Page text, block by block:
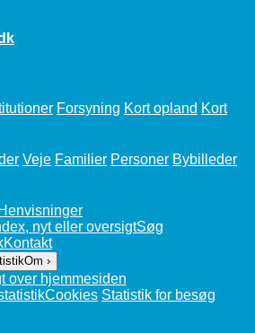
Forsyning Kort opland Kort
Veje Familier Personer Bybilleder
Henvisninger
Søg
Kontakt
Om ›
over hjemmesiden
Cookies Statistik for besøg